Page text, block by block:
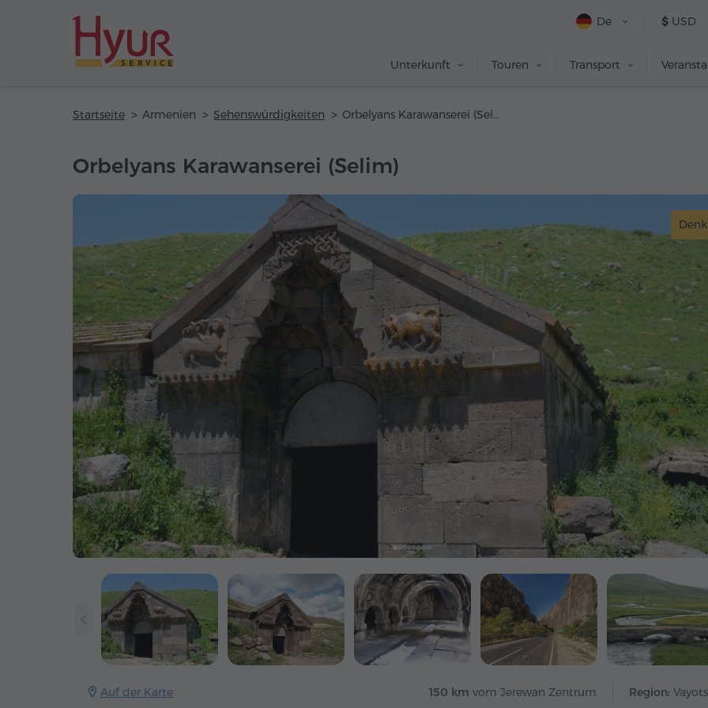
$ USD
De
Unterkunft Touren Transport
Startseite Armenien Sehenswürdigkeiten Orbelyans Karawanserei (Selim)
Orbelyans Karawanserei (Selim)
Auf der Karte 150 km vom Jerewan Zentrum Region: